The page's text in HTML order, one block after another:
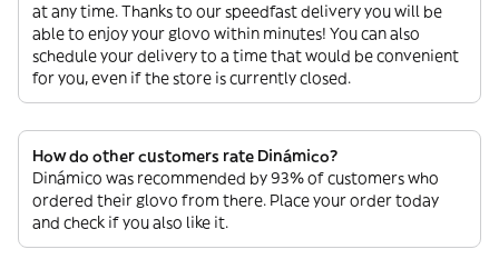
at any time. Thanks to our speedfast delivery you will be
able to enjoy your glovo within minutes! You can also
schedule your delivery to a time that would be convenient
for you, even if the store is currently closed.
How do other customers rate Dinámico?
Dinámico was recommended by 93% of customers who
ordered their glovo from there. Place your order today
and check if you also like it.